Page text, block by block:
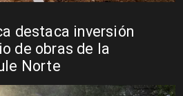
destaca inversión
de obras de la
Norte